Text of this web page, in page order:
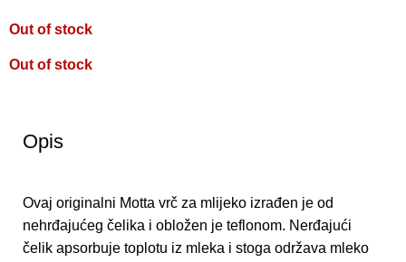
Out of stock
Out of stock
Opis
Ovaj originalni Motta vrč za mlijeko izrađen je od
nehrđajućeg čelika i obložen je teflonom. Nerđajući
čelik apsorbuje toplotu iz mleka i stoga održava mleko